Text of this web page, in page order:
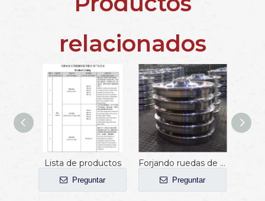
relacionados
Lista de productos
Preguntar
Forjando ruedas de carro ferroviario
Preguntar